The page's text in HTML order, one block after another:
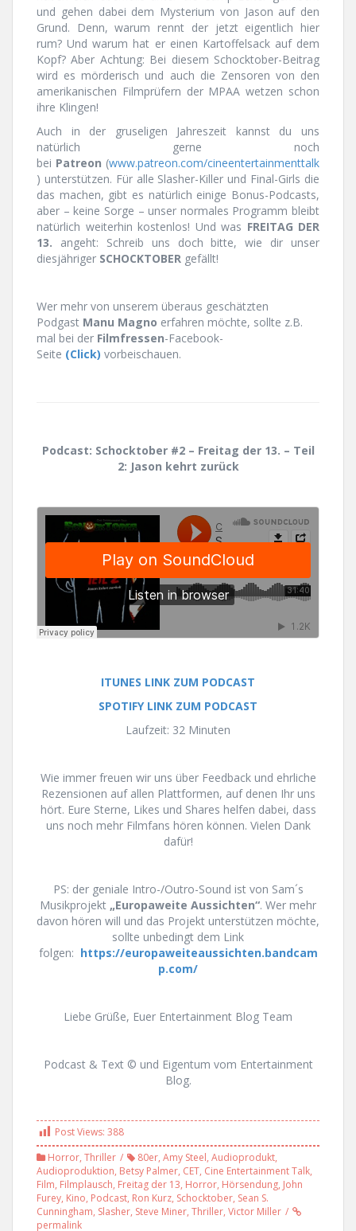
und gehen dabei dem Mysterium von Jason auf den
Grund. Denn, warum rennt der jetzt eigentlich hier
rum? Und warum hat er einen Kartoffelsack auf dem
Kopf? Aber Achtung: Bei diesem Schocktober-Beitrag
wird es mörderisch und auch die Zensoren von den
amerikanischen Filmprüfern der MPAA wetzen schon
ihre Klingen!
Auch in der gruseligen Jahreszeit kannst du uns
natürlich gerne noch
bei Patreon (www.patreon.com/cineentertainmenttalk
) unterstützen. Für alle Slasher-Killer und Final-Girls die
das machen, gibt es natürlich einige Bonus-Podcasts,
aber – keine Sorge – unser normales Programm bleibt
natürlich weiterhin kostenlos! Und was FREITAG DER
13. angeht: Schreib uns doch bitte, wie dir unser
diesjähriger SCHOCKTOBER gefällt!
Wer mehr von unserem überaus geschätzten
Podgast Manu Magno erfahren möchte, sollte z.B.
mal bei der Filmfressen-Facebook-
Seite (Click) vorbeischauen.
Podcast: Schocktober #2 – Freitag der 13. – Teil
2: Jason kehrt zurück
ITUNES LINK ZUM PODCAST
SPOTIFY LINK ZUM PODCAST
Laufzeit: 32 Minuten
Wie immer freuen wir uns über Feedback und ehrliche
Rezensionen auf allen Plattformen, auf denen Ihr uns
hört. Eure Sterne, Likes und Shares helfen dabei, dass
uns noch mehr Filmfans hören können. Vielen Dank
dafür!
PS: der geniale Intro-/Outro-Sound ist von Sam´s
Musikprojekt „Europaweite Aussichten“. Wer mehr
davon hören will und das Projekt unterstützen möchte,
sollte unbedingt dem Link
folgen: https://europaweiteaussichten.bandcam
p.com/
Liebe Grüße, Euer Entertainment Blog Team
Podcast & Text © und Eigentum vom Entertainment
Blog.
Post Views: 388
Horror, Thriller 80er, Amy Steel, Audioprodukt,
Audioproduktion, Betsy Palmer, CET, Cine Entertainment Talk,
Film, Filmplausch, Freitag der 13, Horror, Hörsendung, John
Furey, Kino, Podcast, Ron Kurz, Schocktober, Sean S.
Cunningham, Slasher, Steve Miner, Thriller, Victor Miller
permalink